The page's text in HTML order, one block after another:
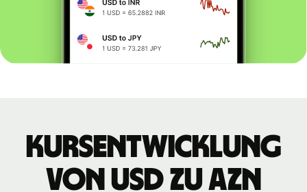
Kursentwicklung
von USD zu AZN